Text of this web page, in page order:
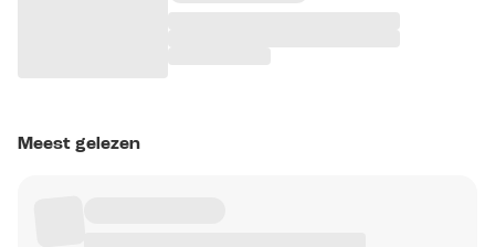
Meest gelezen